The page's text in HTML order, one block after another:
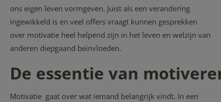
ons eigen leven vormgeven. Juist als een verandering
ingewikkeld is en veel offers vraagt kunnen gesprekken
over motivatie heel helpend zijn in het leven en welzijn van
anderen diepgaand beïnvloeden.
De essentie van
Motivatie gaat over wat iemand belangrijk vindt. In een